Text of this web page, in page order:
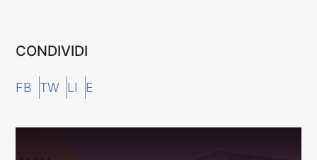
CONDIVIDI
FB TW LI E